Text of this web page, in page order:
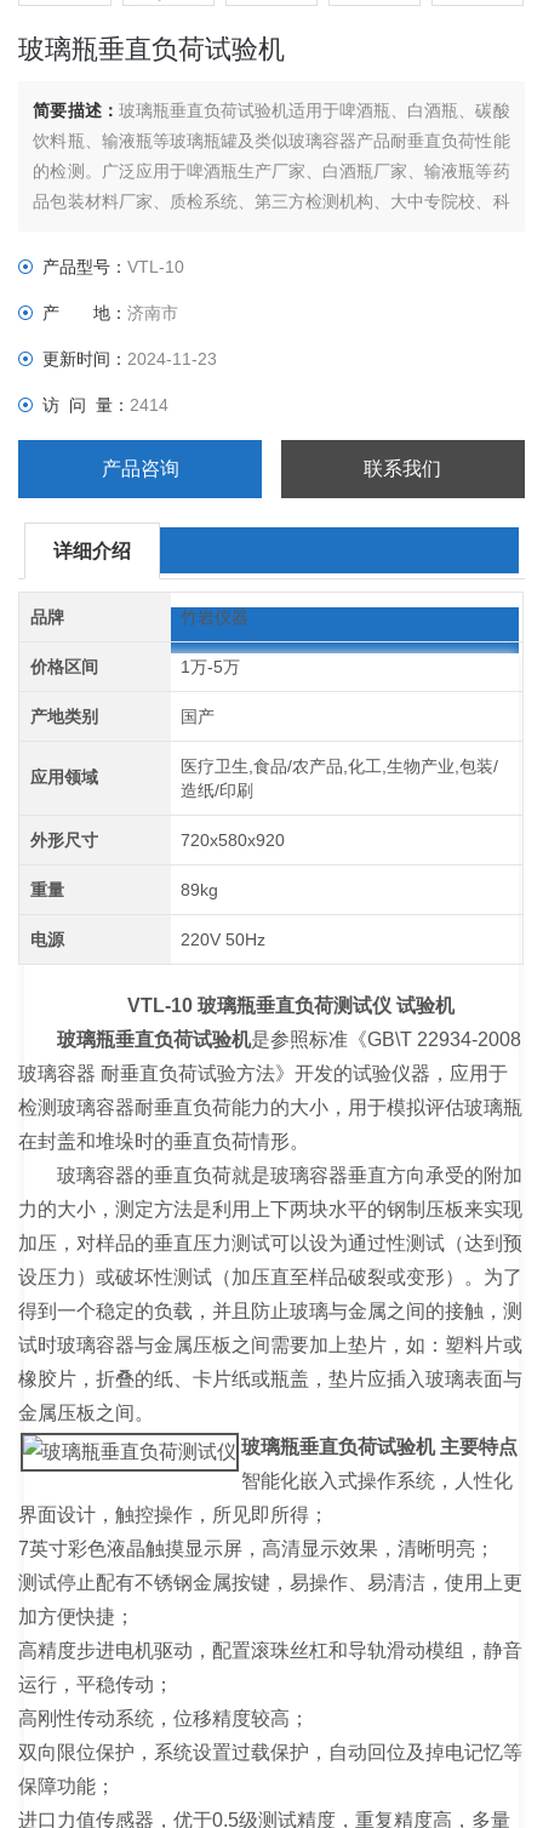
玻璃瓶垂直负荷试验机
简要描述： 玻璃瓶垂直负荷试验机适用于啤酒瓶、白酒瓶、碳酸
饮料瓶、输液瓶等玻璃瓶罐及类似玻璃容器产品耐垂直负荷性能
的检测。广泛应用于啤酒瓶生产厂家、白酒瓶厂家、输液瓶等药
品包装材料厂家、质检系统、第三方检测机构、大中专院校、科
产品型号：VTL-10
产 地：济南市
更新时间：2024-11-23
访 问 量：2414
产品咨询 联系我们
详细介绍
品牌 竹岩仪器
价格区间 1万-5万
产地类别 国产
应用领域
医疗卫生,食品/农产品,化工,生物产业,包装/
造纸/印刷
外形尺寸 720x580x920
重量 89kg
电源 220V 50Hz
VTL-10 玻璃瓶垂直负荷测试仪 试验机
玻璃瓶垂直负荷试验机是参照标准《GB\T 22934-2008
玻璃容器 耐垂直负荷试验方法》开发的试验仪器，应用于
检测玻璃容器耐垂直负荷能力的大小，用于模拟评估玻璃瓶
在封盖和堆垛时的垂直负荷情形。
玻璃容器的垂直负荷就是玻璃容器垂直方向承受的附加
力的大小，测定方法是利用上下两块水平的钢制压板来实现
加压，对样品的垂直压力测试可以设为通过性测试（达到预
设压力）或破坏性测试（加压直至样品破裂或变形）。为了
得到一个稳定的负载，并且防止玻璃与金属之间的接触，测
试时玻璃容器与金属压板之间需要加上垫片，如：塑料片或
橡胶片，折叠的纸、卡片纸或瓶盖，垫片应插入玻璃表面与
金属压板之间。
玻璃瓶垂直负荷试验机主要特点
智能化嵌入式操作系统，人性化
界面设计，触控操作，所见即所得；
7英寸彩色液晶触摸显示屏，高清显示效果，清晰明亮；
测试停止配有不锈钢金属按键，易操作、易清洁，使用上更
加方便快捷；
高精度步进电机驱动，配置滚珠丝杠和导轨滑动模组，静音
运行，平稳传动；
高刚性传动系统，位移精度较高；
双向限位保护，系统设置过载保护，自动回位及掉电记忆等
保障功能；
进口力值传感器，优于0.5级测试精度，重复精度高，多量